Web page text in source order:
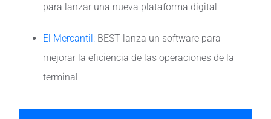
para lanzar una nueva plataforma digital
El Mercantil: BEST lanza un software para
mejorar la eficiencia de las operaciones de la
terminal